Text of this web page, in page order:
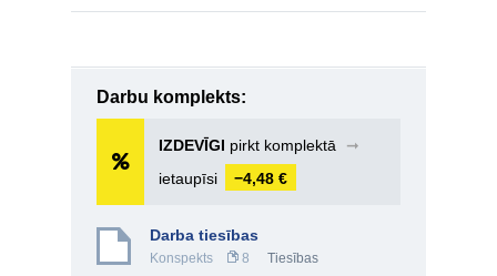
Darbu komplekts:
IZDEVĪGI pirkt komplektā
➞
ietaupīsi
−4,48 €
Darba tiesības
Konspekts 8 Tiesības